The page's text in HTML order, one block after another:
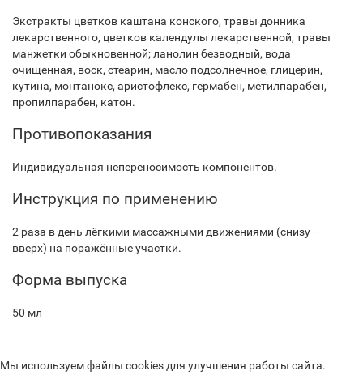
Экстракты цветков каштана конского, травы донника
лекарственного, цветков календулы лекарственной, травы
манжетки обыкновенной; ланолин безводный, вода
очищенная, воск, стеарин, масло подсолнечное, глицерин,
кутина, монтанокс, аристофлекс, гермабен, метилпарабен,
пропилпарабен, катон.
Противопоказания
Индивидуальная непереносимость компонентов.
Инструкция по применению
2 раза в день лёгкими массажными движениями (снизу -
вверх) на поражённые участки.
Форма выпуска
50 мл
Мы используем файлы cookies для улучшения работы сайта.